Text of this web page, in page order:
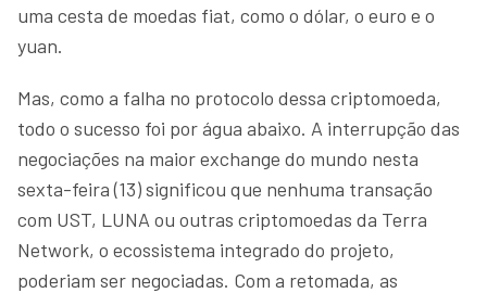
uma cesta de moedas fiat, como o dólar, o euro e o
yuan.
Mas, como a falha no protocolo dessa criptomoeda,
todo o sucesso foi por água abaixo. A interrupção das
negociações na maior exchange do mundo nesta
sexta-feira (13) significou que nenhuma transação
com UST, LUNA ou outras criptomoedas da Terra
Network, o ecossistema integrado do projeto,
poderiam ser negociadas. Com a retomada, as